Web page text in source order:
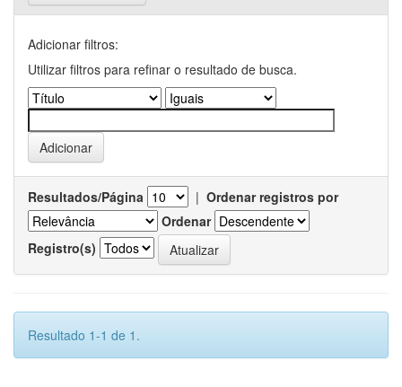
Adicionar filtros:
Utilizar filtros para refinar o resultado de busca.
Resultados/Página | Ordenar registros por
Ordenar
Registro(s)
Resultado 1-1 de 1.